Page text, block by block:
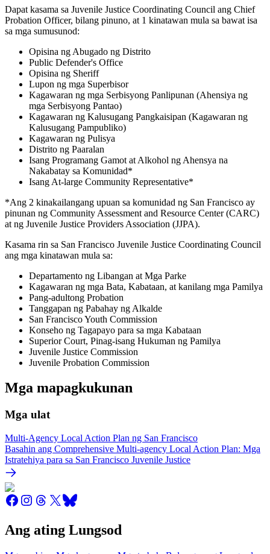
Dapat kasama sa Juvenile Justice Coordinating Council ang Chief
Probation Officer, bilang pinuno, at 1 kinatawan mula sa bawat isa
sa mga sumusunod:
Opisina ng Abugado ng Distrito
Public Defender's Office
Opisina ng Sheriff
Lupon ng mga Superbisor
Kagawaran ng mga Serbisyong Panlipunan (Ahensiya ng
mga Serbisyong Pantao)
Kagawaran ng Kalusugang Pangkaisipan (Kagawaran ng
Kalusugang Pampubliko)
Kagawaran ng Pulisya
Distrito ng Paaralan
Isang Programang Gamot at Alkohol ng Ahensya na
Nakabatay sa Komunidad*
Isang At-large Community Representative*
*Ang 2 kinakailangang upuan sa komunidad ng San Francisco ay
pinunan ng Community Assessment and Resource Center (CARC)
at ng Juvenile Justice Providers Association (JJPA).
Kasama rin sa San Francisco Juvenile Justice Coordinating Council
ang mga kinatawan mula sa:
Departamento ng Libangan at Mga Parke
Kagawaran ng mga Bata, Kabataan, at kanilang mga Pamilya
Pang-adultong Probation
Tanggapan ng Pabahay ng Alkalde
San Francisco Youth Commission
Konseho ng Tagapayo para sa mga Kabataan
Superior Court, Pinag-isang Hukuman ng Pamilya
Juvenile Justice Commission
Juvenile Probation Commission
Mga mapagkukunan
Mga ulat
Multi-Agency Local Action Plan ng San Francisco
Basahin ang Comprehensive Multi-agency Local Action Plan: Mga
Istratehiya para sa San Francisco Juvenile Justice
Ang ating Lungsod